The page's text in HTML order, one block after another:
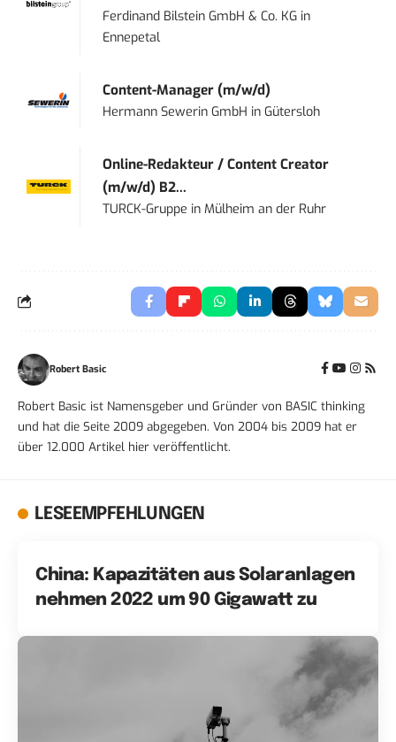
Ferdinand Bilstein GmbH & Co. KG in
Ennepetal
Content-Manager (m/w/d)
Hermann Sewerin GmbH inGütersloh
Online-Redakteur / Content Creator
(m/w/d) B2...
TURCK-Gruppe inMülheim an der Ruhr
Robert Basic
Robert Basic ist Namensgeber und Gründer von BASIC thinking
und hat die Seite 2009 abgegeben. Von 2004 bis 2009 hat er
über 12.000 Artikel hier veröffentlicht.
LESEEMPFEHLUNGEN
China: Kapazitäten aus Solaranlagen
nehmen 2022 um 90 Gigawatt zu